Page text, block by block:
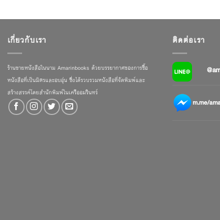
เกี่ยวกับเรา
ร้านขายหนังสือในนาม Amarinbooks ด้วยบรรยากาศของการซื้อ
หนังสือที่เป็นมิตรและอบอุ่น ซึ่งได้รวบรวมหนังสือที่จัดพิมพ์และ
สร้างสรรค์โดยสำนักพิมพ์ในเครืออมรินทร์
ติดต่อเรา
m.me/